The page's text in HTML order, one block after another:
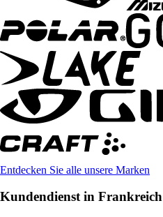
Entdecken Sie alle unsere Marken
Kundendienst in Frankreich